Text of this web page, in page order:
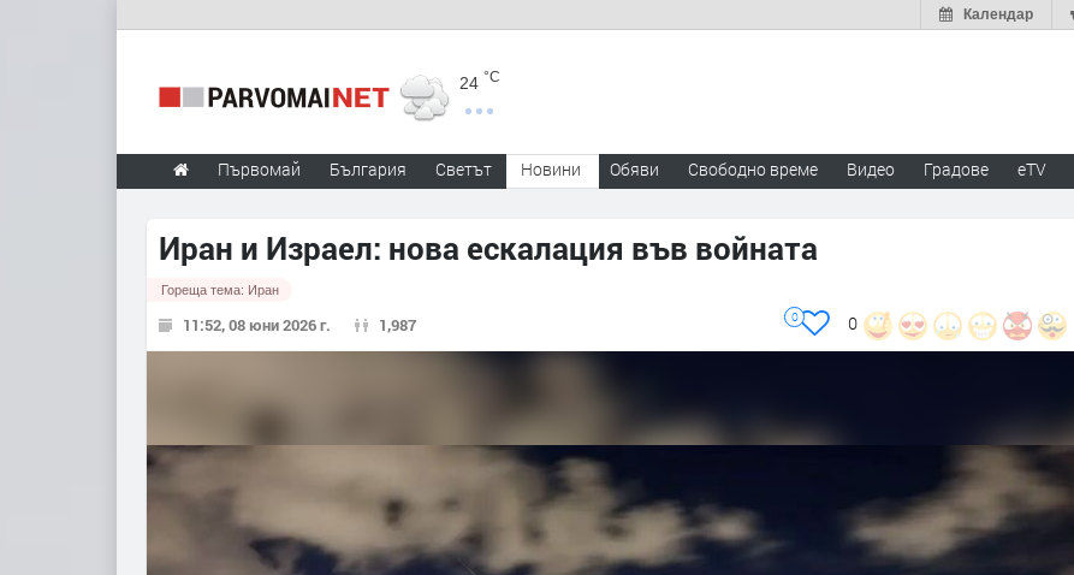
Календар
24 °C
Първомай България Светът Новини Обяви Свободно време Видео Градове eTV
Иран и Израел: нова ескалация във войната
Гореща тема: Иран
11:52, 08 юни 2026 г. 1,987 0
0